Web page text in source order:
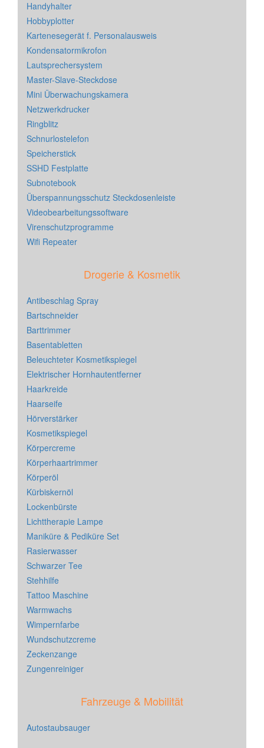
Handyhalter
Hobbyplotter
Kartenesegerät f. Personalausweis
Kondensatormikrofon
Lautsprechersystem
Master-Slave-Steckdose
Mini Überwachungskamera
Netzwerkdrucker
Ringblitz
Schnurlostelefon
Speicherstick
SSHD Festplatte
Subnotebook
Überspannungsschutz Steckdosenleiste
Videobearbeitungssoftware
Virenschutzprogramme
Wifi Repeater
Drogerie & Kosmetik
Antibeschlag Spray
Bartschneider
Barttrimmer
Basentabletten
Beleuchteter Kosmetikspiegel
Elektrischer Hornhautentferner
Haarkreide
Haarseife
Hörverstärker
Kosmetikspiegel
Körpercreme
Körperhaartrimmer
Körperöl
Kürbiskernöl
Lockenbürste
Lichttherapie Lampe
Maniküre & Pediküre Set
Rasierwasser
Schwarzer Tee
Stehhilfe
Tattoo Maschine
Warmwachs
Wimpernfarbe
Wundschutzcreme
Zeckenzange
Zungenreiniger
Fahrzeuge & Mobilität
Autostaubsauger